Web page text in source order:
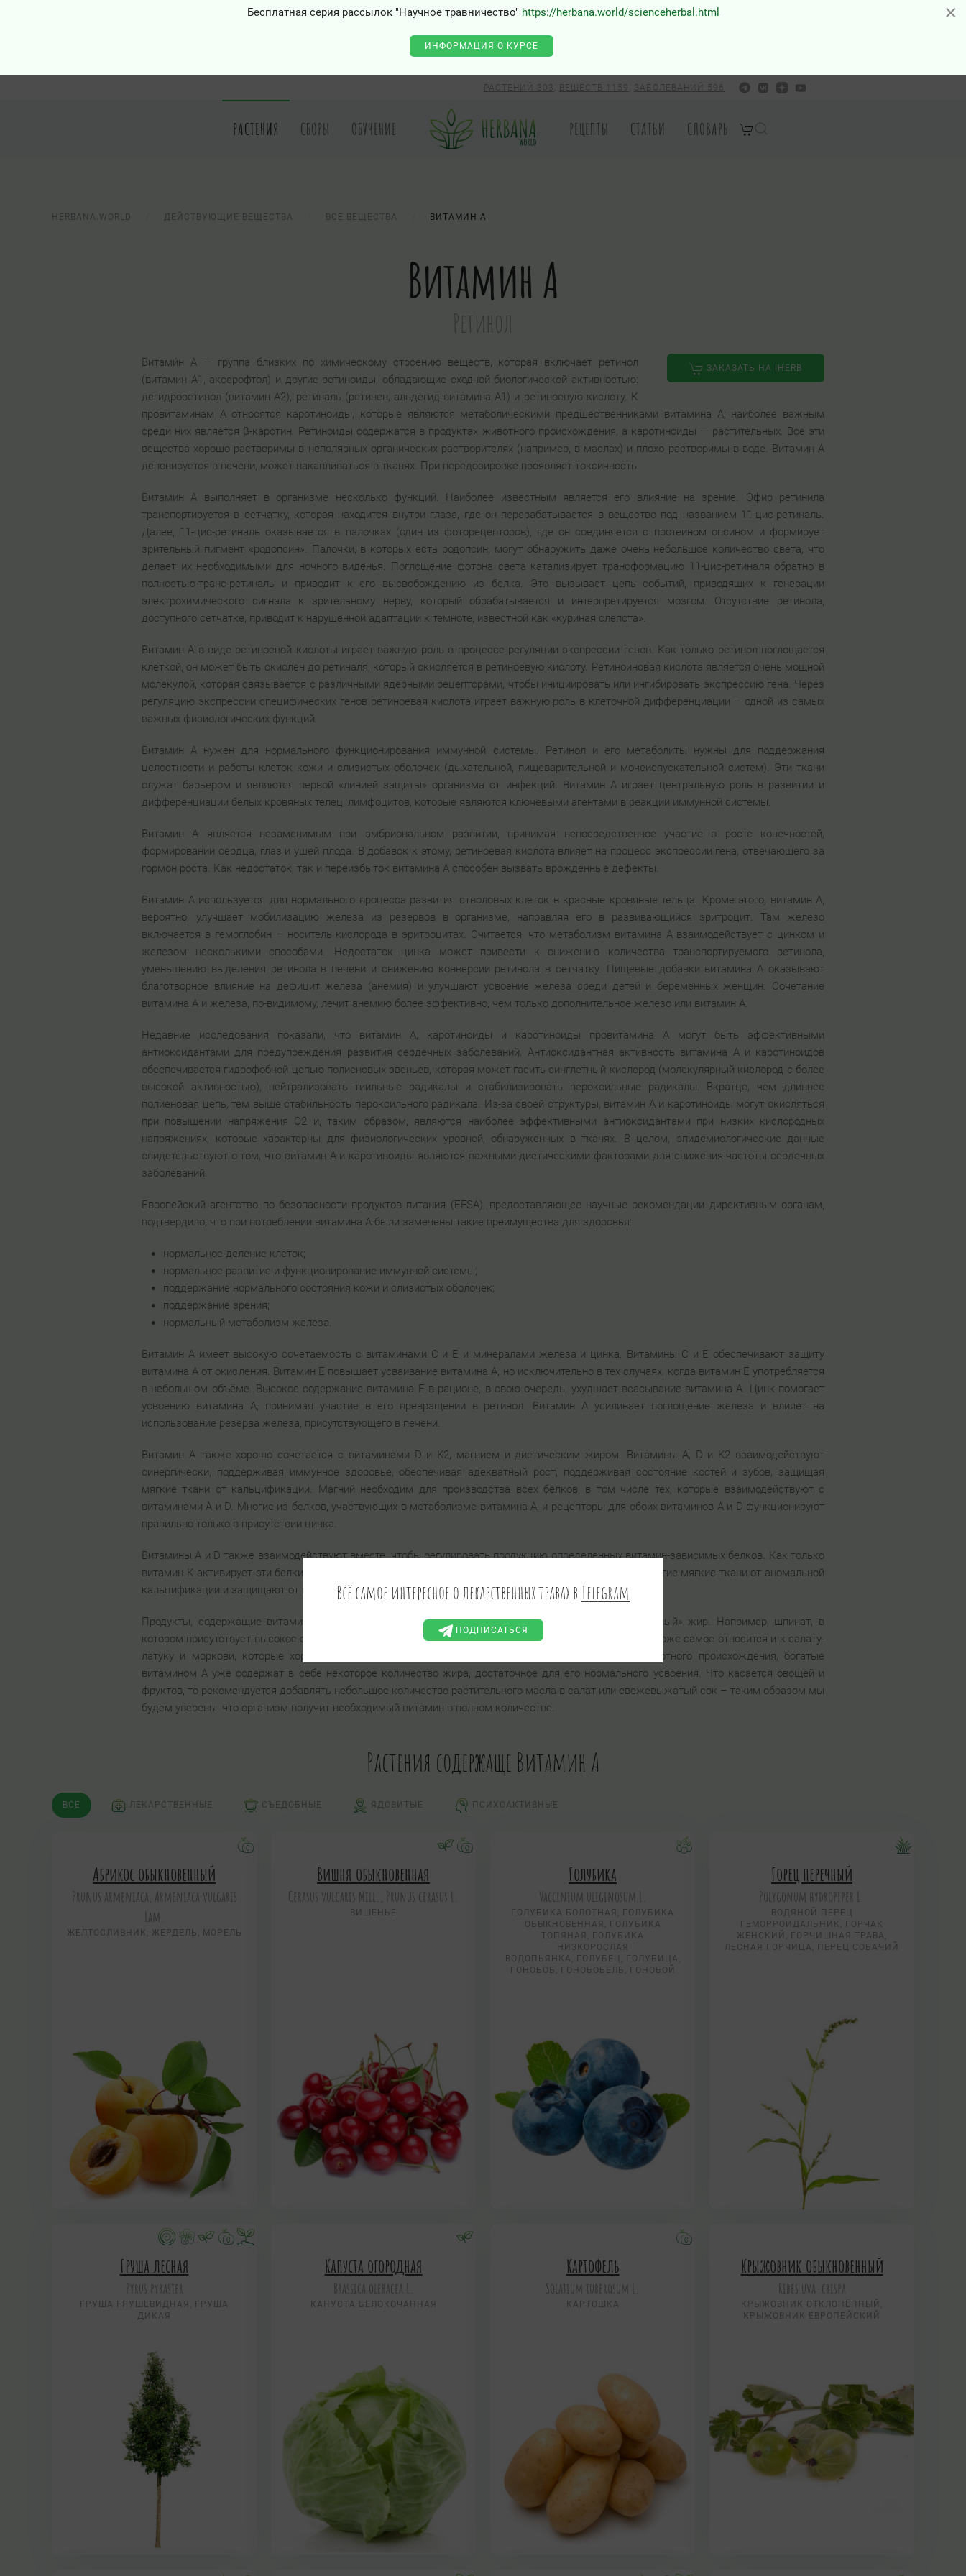
×
Бесплатная серия рассылок "Научное травничество" https://herbana.world/scienceherbal.html
ИНФОРМАЦИЯ О КУРСЕ
РАСТЕНИЙ 303 ВЕЩЕСТВ 1159 ЗАБОЛЕВАНИЙ 596
РАСТЕНИЯ СБОРЫ ОБУЧЕНИЕ РЕЦЕПТЫ СТАТЬИ СЛОВАРЬ
HERBANA.WORLD ДЕЙСТВУЮЩИЕ ВЕЩЕСТВА ВСЕ ВЕЩЕСТВА ВИТАМИН А
Витамин А
Ретинол
ЗАКАЗАТЬ НА IHERB
Витами́н A — группа близких по химическому строению веществ, которая включает ретинол
(витамин A1, аксерофтол) и другие ретиноиды, обладающие сходной биологической активностью:
дегидроретинол (витамин A2), ретиналь (ретинен, альдегид витамина A1) и ретиноевую кислоту. К
провитаминам A относятся каротиноиды, которые являются метаболическими предшественниками витамина A; наиболее важным
среди них является β-каротин. Ретиноиды содержатся в продуктах животного происхождения, а каротиноиды — растительных. Все эти
вещества хорошо растворимы в неполярных органических растворителях (например, в маслах) и плохо растворимы в воде. Витамин А
депонируется в печени, может накапливаться в тканях. При передозировке проявляет токсичность.
Витамин А выполняет в организме несколько функций. Наиболее известным является его влияние на зрение. Эфир ретинила
транспортируется в сетчатку, которая находится внутри глаза, где он перерабатывается в вещество под названием 11-цис-ретиналь.
Далее, 11-цис-ретиналь оказывается в палочках (один из фоторецепторов), где он соединяется с протеином опсином и формирует
зрительный пигмент «родопсин». Палочки, в которых есть родопсин, могут обнаружить даже очень небольшое количество света, что
делает их необходимыми для ночного виденья. Поглощение фотона света катализирует трансформацию 11-цис-ретиналя обратно в
полностью-транс-ретиналь и приводит к его высвобождению из белка. Это вызывает цепь событий, приводящих к генерации
электрохимического сигнала к зрительному нерву, который обрабатывается и интерпретируется мозгом. Отсутствие ретинола,
доступного сетчатке, приводит к нарушенной адаптации к темноте, известной как «куриная слепота».
Витамин А в виде ретиноевой кислоты играет важную роль в процессе регуляции экспрессии генов. Как только ретинол поглощается
клеткой, он может быть окислен до ретиналя, который окисляется в ретиноевую кислоту. Ретиноиновая кислота является очень мощной
молекулой, которая связывается с различными ядерными рецепторами, чтобы инициировать или ингибировать экспрессию гена. Через
регуляцию экспрессии специфических генов ретиноевая кислота играет важную роль в клеточной дифференциации – одной из самых
важных физиологических функций.
Витамин А нужен для нормального функционирования иммунной системы. Ретинол и его метаболиты нужны для поддержания
целостности и работы клеток кожи и слизистых оболочек (дыхательной, пищеварительной и мочеиспускательной систем). Эти ткани
служат барьером и являются первой «линией защиты» организма от инфекций. Витамин А играет центральную роль в развитии и
дифференциации белых кровяных телец, лимфоцитов, которые являются ключевыми агентами в реакции иммунной системы.
Витамин А является незаменимым при эмбриональном развитии, принимая непосредственное участие в росте конечностей,
формировании сердца, глаз и ушей плода. В добавок к этому, ретиноевая кислота влияет на процесс экспрессии гена, отвечающего за
гормон роста. Как недостаток, так и переизбыток витамина А способен вызвать врожденные дефекты.
Витамин А используется для нормального процесса развития стволовых клеток в красные кровяные тельца. Кроме этого, витамин А,
вероятно, улучшает мобилизацию железа из резервов в организме, направляя его в развивающийся эритроцит. Там железо
включается в гемоглобин – носитель кислорода в эритроцитах. Считается, что метаболизм витамина А взаимодействует с цинком и
железом несколькими способами. Недостаток цинка может привести к снижению количества транспортируемого ретинола,
уменьшению выделения ретинола в печени и снижению конверсии ретинола в сетчатку. Пищевые добавки витамина А оказывают
благотворное влияние на дефицит железа (анемия) и улучшают усвоение железа среди детей и беременных женщин. Сочетание
витамина А и железа, по-видимому, лечит анемию более эффективно, чем только дополнительное железо или витамин А.
Недавние исследования показали, что витамин А, каротиноиды и каротиноиды провитамина А могут быть эффективными
антиоксидантами для предупреждения развития сердечных заболеваний. Антиоксидантная активность витамина А и каротиноидов
обеспечивается гидрофобной цепью полиеновых звеньев, которая может гасить синглетный кислород (молекулярный кислород с более
высокой активностью), нейтрализовать тиильные радикалы и стабилизировать пероксильные радикалы. Вкратце, чем длиннее
полиеновая цепь, тем выше стабильность пероксильного радикала. Из-за своей структуры, витамин А и каротиноиды могут окисляться
при повышении напряжения O2 и, таким образом, являются наиболее эффективными антиоксидантами при низких кислородных
напряжениях, которые характерны для физиологических уровней, обнаруженных в тканях. В целом, эпидемиологические данные
свидетельствуют о том, что витамин А и каротиноиды являются важными диетическими факторами для снижения частоты сердечных
заболеваний.
Европейский агентство по безопасности продуктов питания (EFSA), предоставляющее научные рекомендации директивным органам,
подтвердило, что при потреблении витамина А были замечены такие преимущества для здоровья:
нормальное деление клеток;
нормальное развитие и функционирование иммунной системы;
поддержание нормального состояния кожи и слизистых оболочек;
поддержание зрения;
нормальный метаболизм железа.
Витамин А имеет высокую сочетаемость с витаминами С и Е и минералами железа и цинка. Витамины С и Е обеспечивают защиту
витамина А от окисления. Витамин Е повышает усваивание витамина А, но исключительно в тех случаях, когда витамин Е употребляется
в небольшом объёме. Высокое содержание витамина Е в рационе, в свою очередь, ухудшает всасывание витамина А. Цинк помогает
усвоению витамина А, принимая участие в его превращении в ретинол. Витамин А усиливает поглощение железа и влияет на
использование резерва железа, присутствующего в печени.
Витамин А также хорошо сочетается с витаминами D и K2, магнием и диетическим жиром. Витамины A, D и K2 взаимодействуют
синергически, поддерживая иммунное здоровье, обеспечивая адекватный рост, поддерживая состояние костей и зубов, защищая
мягкие ткани от кальцификации. Магний необходим для производства всех белков, в том числе тех, которые взаимодействуют с
витаминами А и D. Многие из белков, участвующих в метаболизме витамина А, и рецепторы для обоих витаминов А и D функционируют
правильно только в присутствии цинка.
Витамины A и D также взаимодействуют вместе, чтобы регулировать продукцию определенных витамин-зависимых белков. Как только
витамин К активирует эти белки, они помогают минерализовать кости и зубы, защищают артерии и другие мягкие ткани от аномальной
кальцификации и защищают от гибели клеток.
Продукты, содержащие витамин А лучше всего употреблять с продуктами, в которых есть «полезный» жир. Например, шпинат, в
котором присутствует высокое содержание витамина А и лютеина, рекомендуют сочетать с авокадо. Тоже самое относится и к салату-
латуку и моркови, которые хорошо сочетаются с авокадо в салатах. Как правило, продукты животного происхождения, богатые
витамином А уже содержат в себе некоторое количество жира, достаточное для его нормального усвоения. Что касается овощей и
фруктов, то рекомендуется добавлять небольшое количество растительного масла в салат или свежевыжатый сок – таким образом мы
будем уверены, что организм получит необходимый витамин в полном количестве.
Растения содержаще Витамин А
ВСЕ ЛЕКАРСТВЕННЫЕ СЪЕДОБНЫЕ ЯДОВИТЫЕ ПСИХОАКТИВНЫЕ
Абрикос обыкновенный
Prunus armeniaca, Armeniaca vulgaris
Lam.
ЖЕЛТОСЛИВНИК, ЖЕРДЕЛЬ, МОРЕЛЬ
Вишня обыкновенная
Cerasus vulgaris Mill., Prunus cerasus L.
ВИШЕНЬЕ
Голубика
Vaccinium uliginosum L.
ГОЛУБИКА БОЛОТНАЯ, ГОЛУБИКА
ОБЫКНОВЕННАЯ, ГОЛУБИКА
ТОПЯНАЯ, ГОЛУБИКА
НИЗКОРОСЛАЯ
ВОДОПЬЯНКА, ГОЛУБЕЦ, ГОЛУБИЦА,
ГОНОБОБ, ГОНОБОБЕЛЬ, ГОНОБОЙ
Горец перечный
Polygonum hydropiper L.
ВОДЯНОЙ ПЕРЕЦ
ГЕМОРРОИДАЛЬНИК, ГОРЧАК
ЖЕНСКИЙ, ГОРЧИШНАЯ ТРАВА,
ЛЕСНАЯ ГОРЧИЦА, ПЕРЕЦ СОБАЧИЙ
Груша лесная
Pyrus pyraster
ГРУША ГРУШЕВИДНАЯ, ГРУША
ДИКАЯ
Капуста огородная
Brassica oleracea L.
КАПУСТА БЕЛОКОЧАННАЯ
Картофель
Solatium tuberosum L.
КАРТОШКА
Крыжовник обыкновенный
Ribes uva-crispa
КРЫЖОВНИК ОТКЛОНЁННЫЙ,
КРЫЖОВНИК ЕВРОПЕЙСКИЙ
×
Всё самое интересное о лекарственных травах вTelegram
ПОДПИСАТЬСЯ